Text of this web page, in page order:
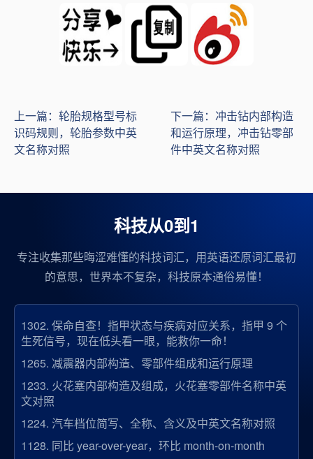
上一篇：轮胎规格型号标
识码规则，轮胎参数中英
文名称对照
下一篇：冲击钻内部构造
和运行原理，冲击钻零部
件中英文名称对照
科技从0到1
专注收集那些晦涩难懂的科技词汇，用英语还原词汇最初
的意思，世界本不复杂，科技原本通俗易懂！
1302. 保命自查！指甲状态与疾病对应关系，指甲 9 个
生死信号，现在低头看一眼，能救你一命！
1265. 减震器内部构造、零部件组成和运行原理
1233. 火花塞内部构造及组成，火花塞零部件名称中英
文对照
1224. 汽车档位简写、全称、含义及中英文名称对照
1128. 同比 year-over-year，环比 month-on-month